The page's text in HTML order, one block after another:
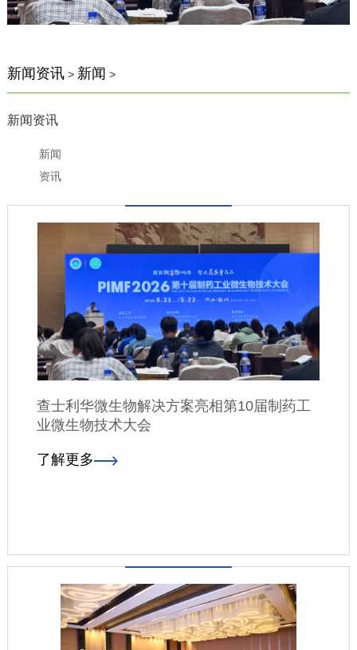
新闻资讯> 新闻 >
新闻资讯
新闻
资讯
查士利华微生物解决方案亮相第10届制药工
业微生物技术大会
了解更多